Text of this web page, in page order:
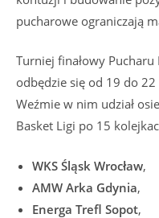
pucharowe ograniczają
Turniej finałowy
odbędzie się od 19 do
Weźmie w nim udział
Basket Ligi po 15
WKS Śląsk Wrocław,
AMW Arka Gdynia,
Energa Trefl Sopot,